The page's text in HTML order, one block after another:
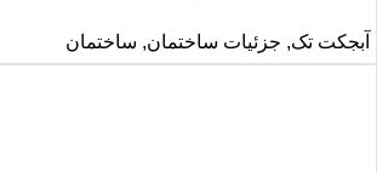
آبجکت تک, جزئیات ساختمان, ساختمان